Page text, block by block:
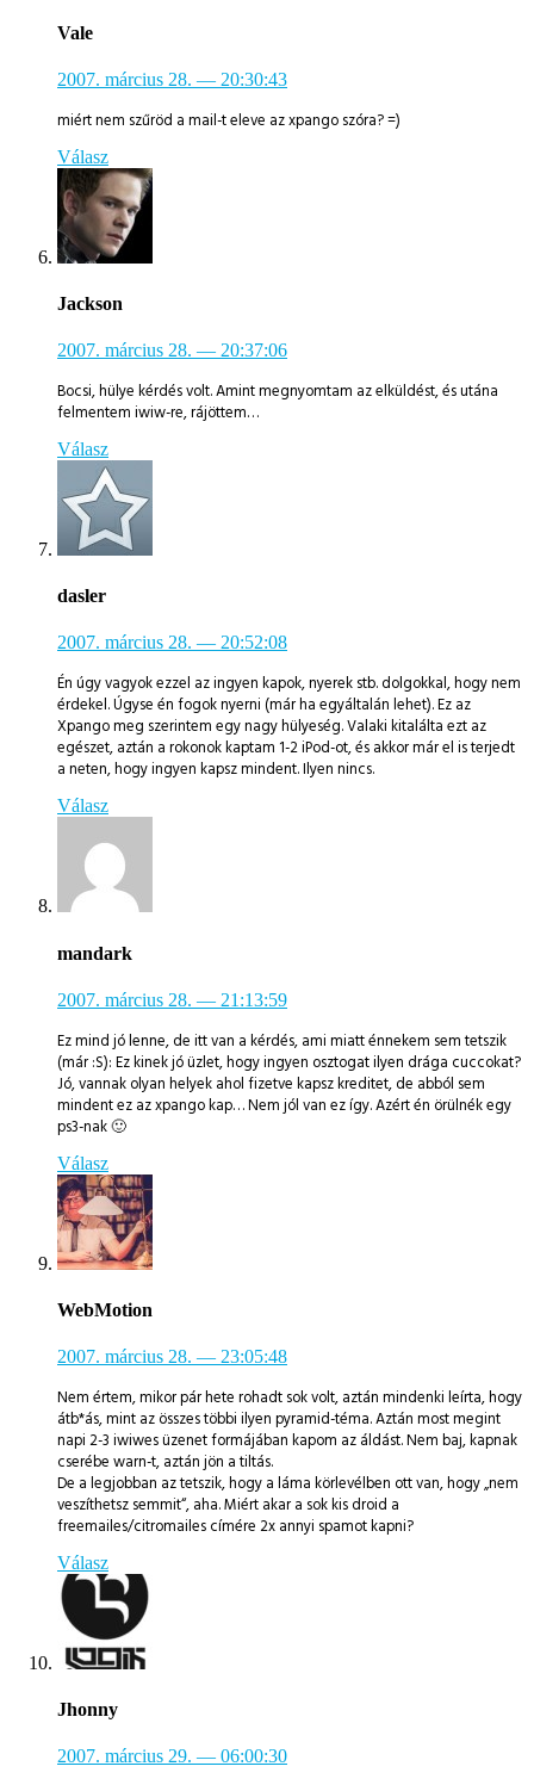
Vale
2007. március 28. — 20:30:43
miért nem szűröd a mail-t eleve az xpango szóra? =)
Válasz
Jackson
2007. március 28. — 20:37:06
Bocsi, hülye kérdés volt. Amint megnyomtam az elküldést, és utána
felmentem iwiw-re, rájöttem…
Válasz
dasler
2007. március 28. — 20:52:08
Én úgy vagyok ezzel az ingyen kapok, nyerek stb. dolgokkal, hogy nem
érdekel. Úgyse én fogok nyerni (már ha egyáltalán lehet). Ez az
Xpango meg szerintem egy nagy hülyeség. Valaki kitalálta ezt az
egészet, aztán a rokonok kaptam 1-2 iPod-ot, és akkor már el is terjedt
a neten, hogy ingyen kapsz mindent. Ilyen nincs.
Válasz
mandark
2007. március 28. — 21:13:59
Ez mind jó lenne, de itt van a kérdés, ami miatt énnekem sem tetszik
(már :S): Ez kinek jó üzlet, hogy ingyen osztogat ilyen drága cuccokat?
Jó, vannak olyan helyek ahol fizetve kapsz kreditet, de abból sem
mindent ez az xpango kap… Nem jól van ez így. Azért én örülnék egy
ps3-nak 🙂
Válasz
WebMotion
2007. március 28. — 23:05:48
Nem értem, mikor pár hete rohadt sok volt, aztán mindenki leírta, hogy
átb*ás, mint az összes többi ilyen pyramid-téma. Aztán most megint
napi 2-3 iwiwes üzenet formájában kapom az áldást. Nem baj, kapnak
cserébe warn-t, aztán jön a tiltás.
De a legjobban az tetszik, hogy a láma körlevélben ott van, hogy „nem
veszíthetsz semmit“, aha. Miért akar a sok kis droid a
freemailes/citromailes címére 2x annyi spamot kapni?
Válasz
Jhonny
2007. március 29. — 06:00:30